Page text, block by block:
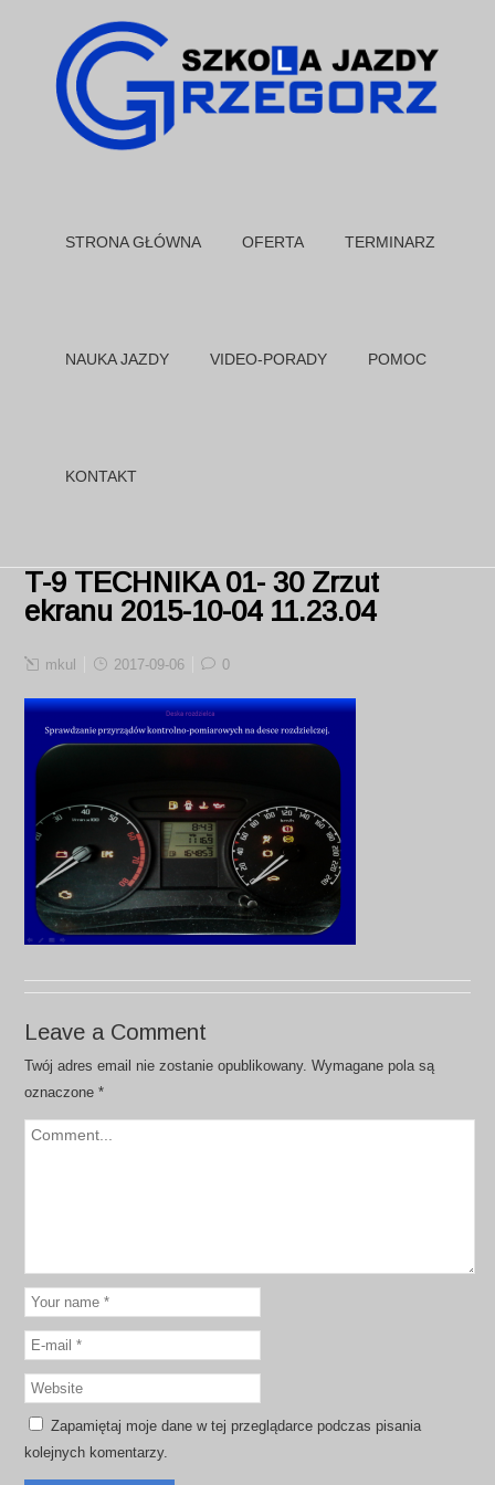
STRONA GŁÓWNA OFERTA TERMINARZ
NAUKA JAZDY VIDEO-PORADY POMOC
KONTAKT
T-9 TECHNIKA 01- 30 Zrzut
ekranu 2015-10-04 11.23.04
mkul 2017-09-06 0
Leave a Comment
Twój adres email nie zostanie opublikowany. Wymagane pola są
oznaczone*
Zapamiętaj moje dane w tej przeglądarce podczas pisania
kolejnych komentarzy.